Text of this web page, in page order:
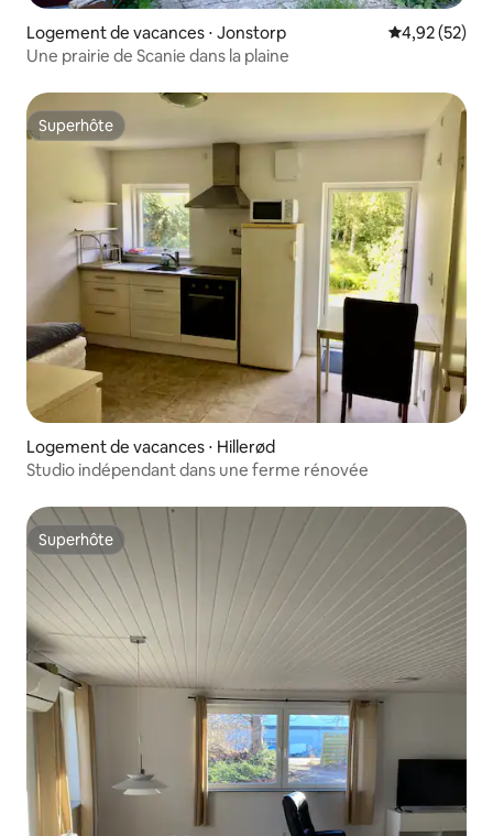
Logement de vacances ⋅ Jonstorp Évaluation
4,92 (52)
Une prairie de Scanie dans la plaine
Superhôte
Superhôte
Logement de vacances ⋅ Hillerød
Studio indépendant dans une ferme rénovée
Superhôte
Superhôte